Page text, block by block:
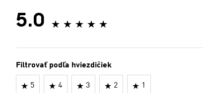
5.0
Filtrovať podľa hviezdičiek
5 4 3 2 1